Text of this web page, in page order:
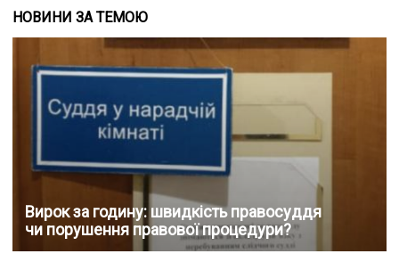
НОВИНИ ЗА ТЕМОЮ
Вирок за годину: швидкість правосуддя
чи порушення правової процедури?